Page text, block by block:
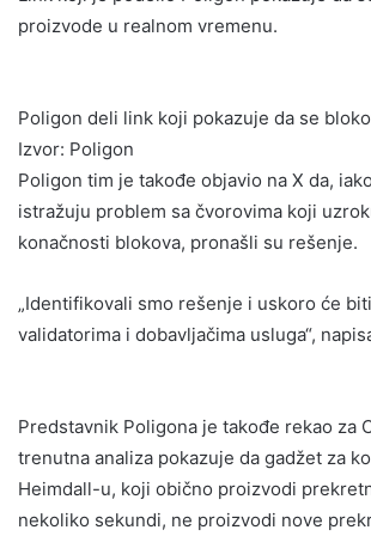
proizvode u realnom vremenu.
Poligon deli link koji pokazuje da se
Izvor: Poligon
Poligon tim je takođe objavio na X da,
istražuju problem sa čvorovima koji
konačnosti blokova, pronašli su rešenje.
„Identifikovali smo rešenje i uskoro će
validatorima i dobavljačima usluga“,
Predstavnik Poligona je takođe rekao za
trenutna analiza pokazuje da gadžet za
Heimdall-u, koji obično proizvodi
nekoliko sekundi, ne proizvodi nove